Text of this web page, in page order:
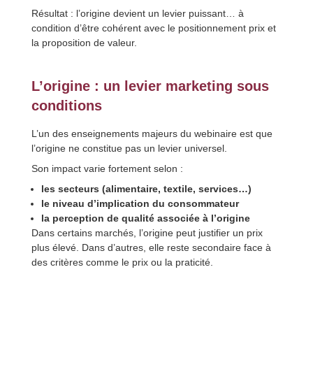
Résultat : l’origine devient un levier puissant… à
condition d’être cohérent avec le positionnement prix et
la proposition de valeur.
L’origine : un levier marketing sous
conditions
L’un des enseignements majeurs du webinaire est que
l’origine ne constitue pas un levier universel.
Son impact varie fortement selon :
les secteurs (alimentaire, textile, services…)
le niveau d’implication du consommateur
la perception de qualité associée à l’origine
Dans certains marchés, l’origine peut justifier un prix
plus élevé. Dans d’autres, elle reste secondaire face à
des critères comme le prix ou la praticité.